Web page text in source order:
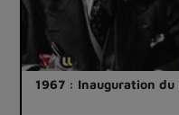
1967 : Inauguration